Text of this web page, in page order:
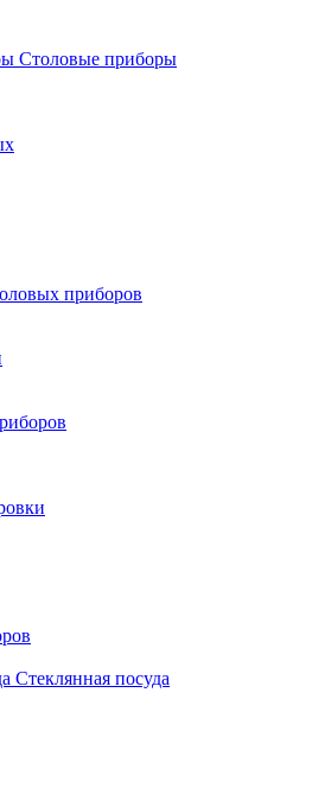
Cтоловые приборы
приборов
Стеклянная посуда